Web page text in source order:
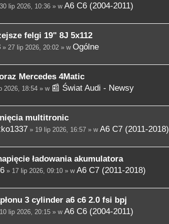
lip 2026, 10:36 » wA6 C6 (2004-2011)
felgi 19" 8J 5x112
» 27 lip 2026, 20:02 » w Ogólne
Mercedes 4Matic
2026, 18:54 » w 📰 Świat Audi - Newsy
multitronic
» 19 lip 2026, 16:57 » w A6 C7 (2011-2018)
ładowania akumulatora
» 17 lip 2026, 09:10 » w A6 C7 (2011-2018)
3 cylinder a6 c6 2.0 fsi bpj
lip 2026, 20:15 » wA6 C6 (2004-2011)